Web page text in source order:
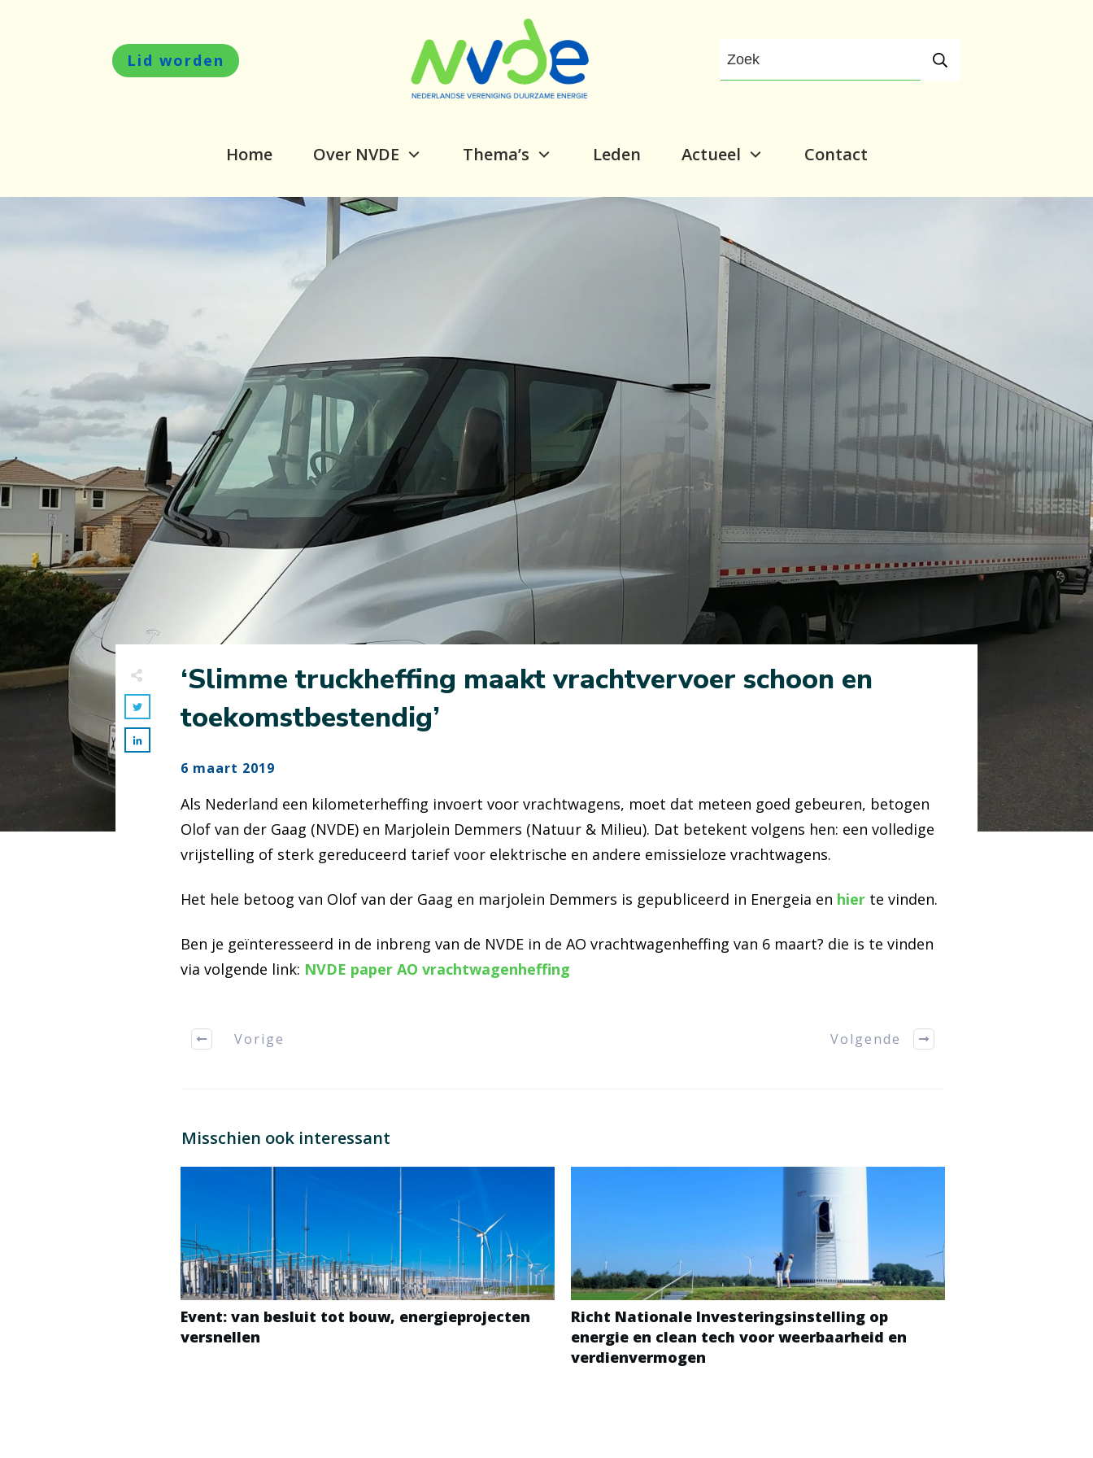
Lid worden
Home Over NVDE Thema’s Leden Actueel Contact
‘Slimme truckheffing maakt vrachtvervoer schoon en
toekomstbestendig’
6 maart 2019
Als Nederland een kilometerheffing invoert voor vrachtwagens, moet dat meteen goed gebeuren, betogen
Olof van der Gaag (NVDE) en Marjolein Demmers (Natuur & Milieu). Dat betekent volgens hen: een volledige
vrijstelling of sterk gereduceerd tarief voor elektrische en andere emissieloze vrachtwagens.
Het hele betoog van Olof van der Gaag en marjolein Demmers is gepubliceerd in Energeia en hier te vinden.
Ben je geïnteresseerd in de inbreng van de NVDE in de AO vrachtwagenheffing van 6 maart? die is te vinden
via volgende link: NVDE paper AO vrachtwagenheffing
Vorige Volgende
Misschien ook interessant
Event: van besluit tot bouw, energieprojecten
versnellen
Richt Nationale Investeringsinstelling op
energie en clean tech voor weerbaarheid en
verdienvermogen